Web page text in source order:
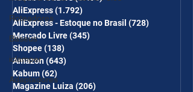
Roteadores
Baseus
iclamper
Adaptadores
CUPONS SÃO VÁLIDOS NO
COMBO
AliExpress(1.792)
AliExpress - Estoque no Brasil (728)
Mercado Livre(345)
Shopee(138)
Amazon(643)
Kabum(62)
Magazine Luiza (206)